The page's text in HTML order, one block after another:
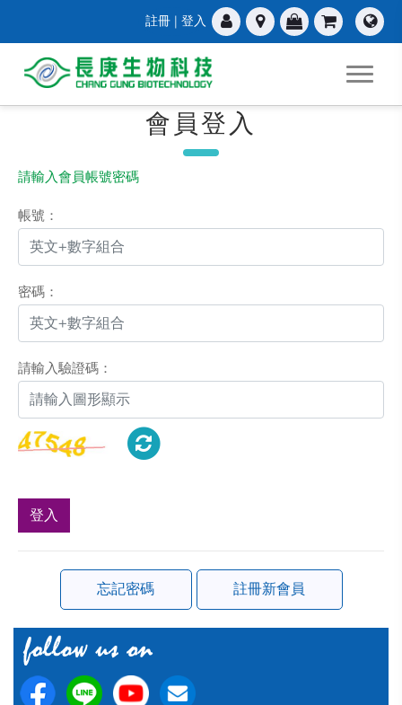
註冊 | 登入
會員登入
請輸入會員帳號密碼
帳號：
密碼：
請輸入驗證碼：
登入
忘記密碼 註冊新會員